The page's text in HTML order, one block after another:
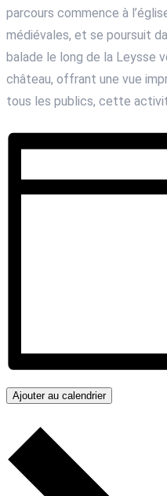
parcours commence à
médiévales, et se poursuit
balade le long de la Leysse
château, offrant une vue
tous les publics, cette
Ajouter au calendrier